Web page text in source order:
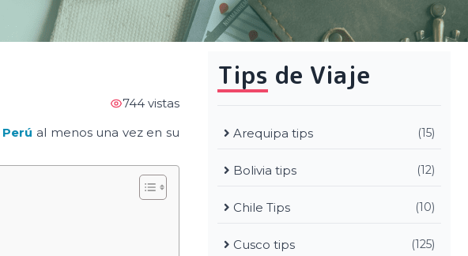
744 vistas
Perú al menos una vez en su
Tips de Viaje
Arequipa tips (15)
Bolivia tips (12)
Chile Tips (10)
Cusco tips (125)